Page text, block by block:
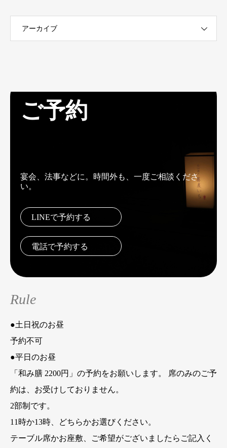
アーカイブ
ご予約
宴会、法事などに。時間外も、一度ご相談くださ
い。
LINEで予約する
電話で予約する
Rule
●土日祝のお昼
予約不可
●平日のお昼
「和み膳 2200円」の予約をお願いします。 席のみのご予
約は、お受けしておりません。
2部制です。
11時か13時、どちらかお選びください。
テーブル席かお座敷、ご希望がございましたらご記入く